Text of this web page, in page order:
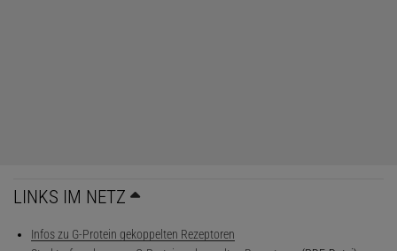
LINKS IM NETZ
Infos zu G-Protein gekoppelten Rezeptoren